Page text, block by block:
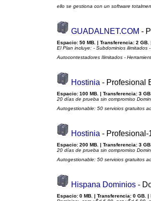
ello se gestiona con un software
GUADALNET.COM -
Espacio: 50 MB. | Transferencia: 2
El Plan incluye: - Subdominios ilimitados
Autocontestadores Ilimitados -
Hostinia - Profesional
Espacio: 100 MB. | Transferencia: 3
20 días de prueba sin compromiso
Autogestionable: 50 servicios gratuitos
Hostinia - Profesional-
Espacio: 200 MB. | Transferencia: 3
20 días de prueba sin compromiso
Autogestionable: 50 servicios gratuitos
Hispana Dominios -
Espacio: 0 MB. | Transferencia: 0 GB.